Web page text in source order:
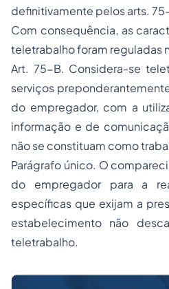
definitivamente pelos arts.
Com consequência, as
teletrabalho foram reguladas
Art. 75-B. Considera-se
serviços
do empregador, com a
informação e de
não se constituam como
Parágrafo único. O
do empregador para a
específicas que exijam a
estabelecimento não
teletrabalho.